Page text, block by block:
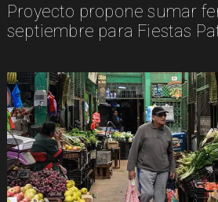
Proyecto propone sumar
septiembre para Fiestas